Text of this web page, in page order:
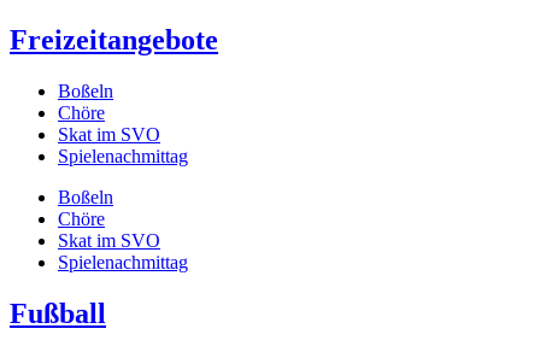
Freizeitangebote
Boßeln
Chöre
Skat im SVO
Spielenachmittag
Boßeln
Chöre
Skat im SVO
Spielenachmittag
Fußball